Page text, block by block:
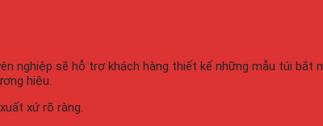
nghiệp sẽ hỗ trợ khách hàng thiết kế những mẫu túi bắt
hiệu.
xứ rõ ràng.